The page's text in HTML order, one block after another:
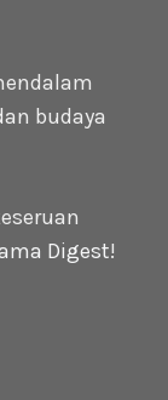
budaya
Digest!